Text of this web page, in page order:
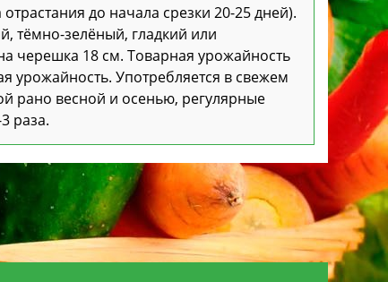
до начала срезки 20-25 дней).
тёмно-зелёный, гладкий или
черешка 18 см. Товарная урожайность
урожайность. Употребляется в свежем
рано весной и осенью, регулярные
раза.